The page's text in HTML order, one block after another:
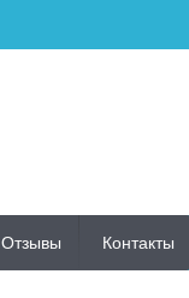
Отзывы Контакты